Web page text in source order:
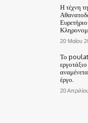
Η τέχνη
20 Μαΐου
Το
έργο.
20